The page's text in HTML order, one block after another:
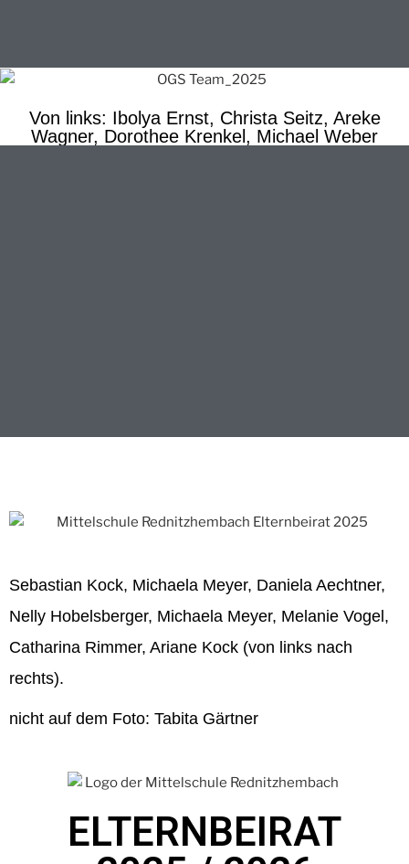
Von links: Ibolya Ernst, Christa Seitz, Areke
Wagner, Dorothee Krenkel, Michael Weber
Sebastian Kock, Michaela Meyer, Daniela Aechtner,
Nelly Hobelsberger, Michaela Meyer, Melanie Vogel,
Catharina Rimmer, Ariane Kock (von links nach
rechts).
nicht auf dem Foto: Tabita Gärtner
ELTERNBEIRAT